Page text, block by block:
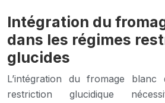
Intégration du
dans les régimes
glucides
L’intégration du fromage
restriction glucidique